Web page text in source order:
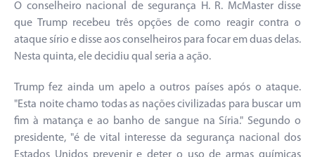
O conselheiro nacional de segurança H. R. McMaster disse
que Trump recebeu três opções de como reagir contra o
ataque sírio e disse aos conselheiros para focar em duas delas.
Nesta quinta, ele decidiu qual seria a ação.
Trump fez ainda um apelo a outros países após o ataque.
"Esta noite chamo todas as nações civilizadas para buscar um
fim à matança e ao banho de sangue na Síria." Segundo o
presidente, "é de vital interesse da segurança nacional dos